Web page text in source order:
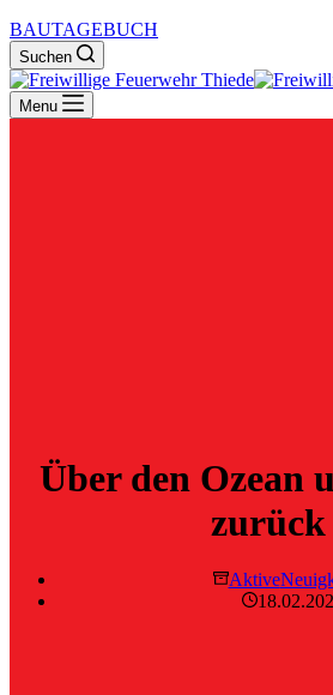
BAUTAGEBUCH
Suchen
Menu
Über den Ozean
zurück
Aktive